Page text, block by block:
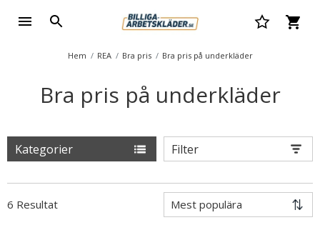
Hem REA Bra pris Bra pris på underkläder
Bra pris på underkläder
Kategorier Filter
6 Resultat